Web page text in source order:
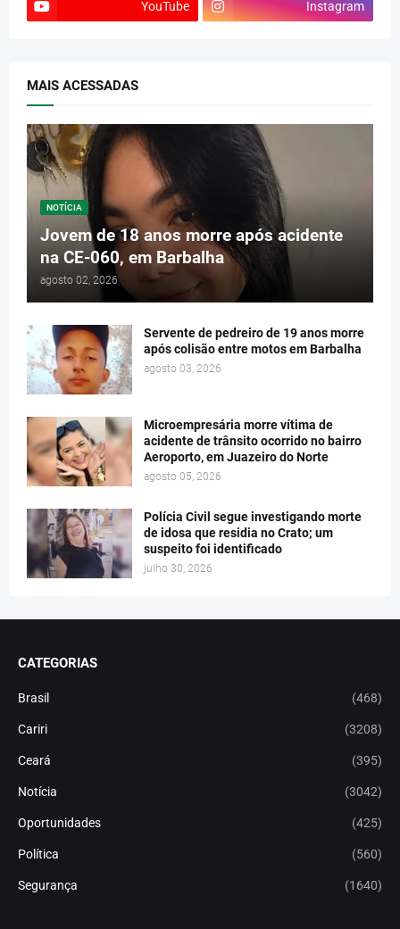
YouTube Instagram
MAIS ACESSADAS
NOTÍCIA
Jovem de 18 anos morre após acidente
na CE-060, em Barbalha
agosto 02, 2026
Servente de pedreiro de 19 anos morre
após colisão entre motos em Barbalha
agosto 03, 2026
Microempresária morre vítima de
acidente de trânsito ocorrido no bairro
Aeroporto, em Juazeiro do Norte
agosto 05, 2026
Polícia Civil segue investigando morte
de idosa que residia no Crato; um
suspeito foi identificado
julho 30, 2026
CATEGORIAS
Brasil (468)
Cariri (3208)
Ceará (395)
Notícia (3042)
Oportunidades (425)
Política (560)
Segurança (1640)